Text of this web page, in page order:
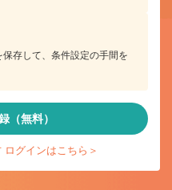
存して、条件設定の手間を
（無料）
グインはこちら＞